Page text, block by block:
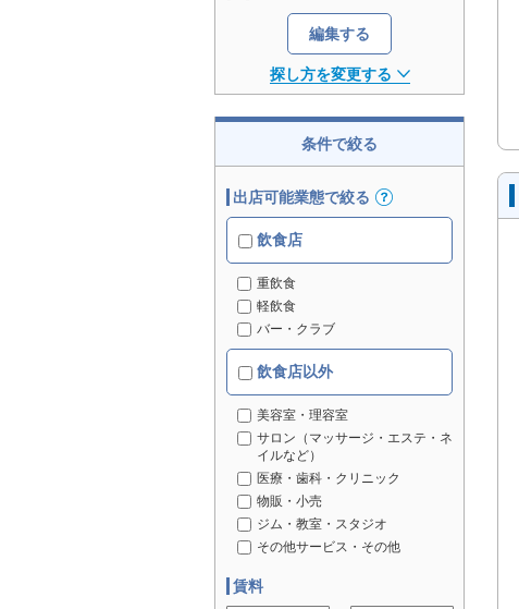
編集する
探し方を変更する
条件で絞る
出店可能業態で絞る
飲食店
重飲食
軽飲食
バー・クラブ
飲食店以外
美容室・理容室
サロン（マッサージ・エステ・ネ
イルなど）
医療・歯科・クリニック
物販・小売
ジム・教室・スタジオ
その他サービス・その他
賃料